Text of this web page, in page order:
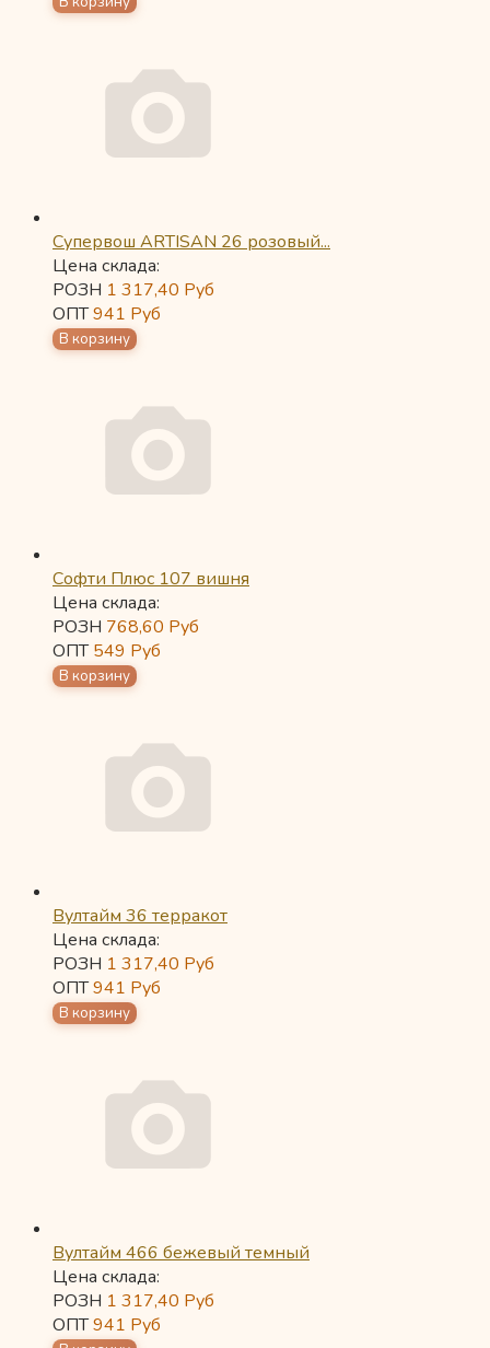
Супервош ARTISAN 26 розовый...
Цена склада:
РОЗН 1 317,40 Руб
ОПТ941 Руб
Софти Плюс 107 вишня
Цена склада:
РОЗН 768,60 Руб
ОПТ549 Руб
Вултайм 36 терракот
Цена склада:
РОЗН 1 317,40 Руб
ОПТ941 Руб
Вултайм 466 бежевый темный
Цена склада:
РОЗН 1 317,40 Руб
ОПТ941 Руб